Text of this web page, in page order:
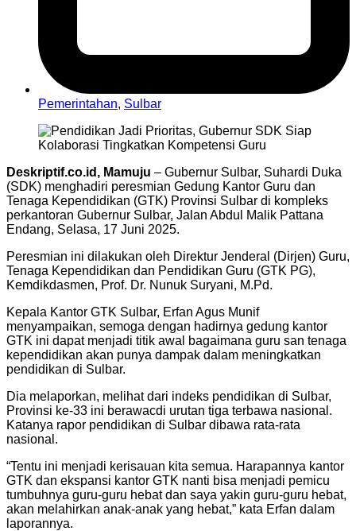
Pemerintahan, Sulbar
Deskriptif.co.id, Mamuju – Gubernur Sulbar, Suhardi Duka
(SDK) menghadiri peresmian Gedung Kantor Guru dan
Tenaga Kependidikan (GTK) Provinsi Sulbar di kompleks
perkantoran Gubernur Sulbar, Jalan Abdul Malik Pattana
Endang, Selasa, 17 Juni 2025.
Peresmian ini dilakukan oleh Direktur Jenderal (Dirjen) Guru,
Tenaga Kependidikan dan Pendidikan Guru (GTK PG),
Kemdikdasmen, Prof. Dr. Nunuk Suryani, M.Pd.
Kepala Kantor GTK Sulbar, Erfan Agus Munif
menyampaikan, semoga dengan hadirnya gedung kantor
GTK ini dapat menjadi titik awal bagaimana guru san tenaga
kependidikan akan punya dampak dalam meningkatkan
pendidikan di Sulbar.
Dia melaporkan, melihat dari indeks pendidikan di Sulbar,
Provinsi ke-33 ini berawacdi urutan tiga terbawa nasional.
Katanya rapor pendidikan di Sulbar dibawa rata-rata
nasional.
“Tentu ini menjadi kerisauan kita semua. Harapannya kantor
GTK dan ekspansi kantor GTK nanti bisa menjadi pemicu
tumbuhnya guru-guru hebat dan saya yakin guru-guru hebat,
akan melahirkan anak-anak yang hebat,” kata Erfan dalam
laporannya.